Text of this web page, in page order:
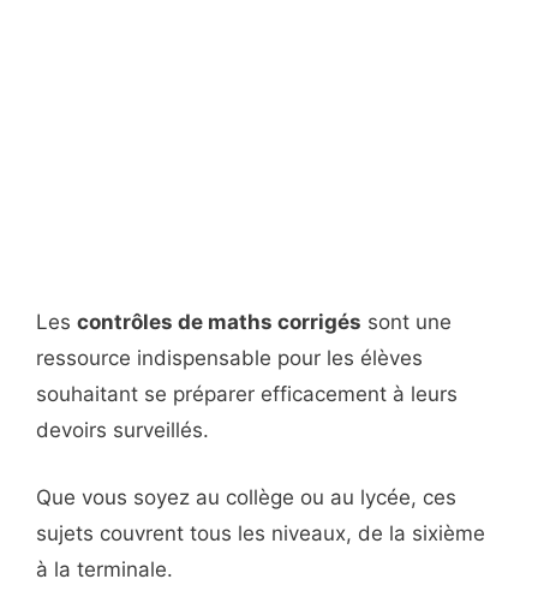
Les contrôles de maths corrigés sont une
ressource indispensable pour les élèves
souhaitant se préparer efficacement à leurs
devoirs surveillés.
Que vous soyez au collège ou au lycée, ces
sujets couvrent tous les niveaux, de la sixième
à la terminale.